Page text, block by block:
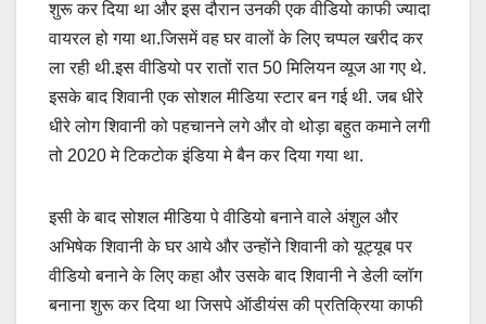
शुरू कर दिया था और इस दौरान उनकी एक वीडियो काफी ज्यादा
वायरल हो गया था.जिसमें वह घर वालों के लिए चप्पल खरीद कर
ला रही थी.इस वीडियो पर रातों रात 50 मिलियन व्यूज आ गए थे.
इसके बाद शिवानी एक सोशल मीडिया स्टार बन गई थी. जब धीरे
धीरे लोग शिवानी को पहचानने लगे और वो थोड़ा बहुत कमाने लगी
तो 2020 मे टिकटोक इंडिया मे बैन कर दिया गया था.
इसी के बाद सोशल मीडिया पे वीडियो बनाने वाले अंशुल और
अभिषेक शिवानी के घर आये और उन्होंने शिवानी को यूट्यूब पर
वीडियो बनाने के लिए कहा और उसके बाद शिवानी ने डेली व्लॉग
बनाना शुरू कर दिया था जिसपे ऑडीयंस की प्रतिक्रिया काफी